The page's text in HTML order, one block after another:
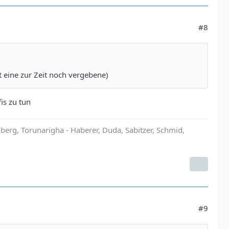
#8
zur Zeit noch vergebene)
zu tun
Torunarigha - Haberer, Duda, Sabitzer, Schmid,
#9